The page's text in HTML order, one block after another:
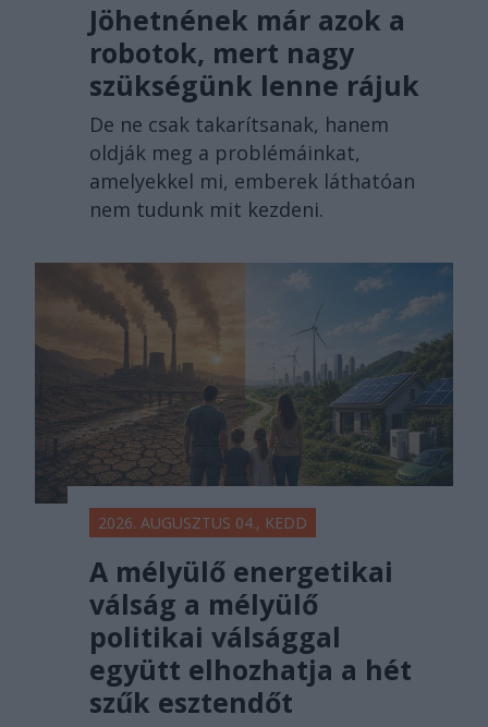
Jöhetnének már azok a
robotok, mert nagy
szükségünk lenne rájuk
De ne csak takarítsanak, hanem
oldják meg a problémáinkat,
amelyekkel mi, emberek láthatóan
nem tudunk mit kezdeni.
2026. AUGUSZTUS 04., KEDD
A mélyülő energetikai
válság a mélyülő
politikai válsággal
együtt elhozhatja a hét
szűk esztendőt